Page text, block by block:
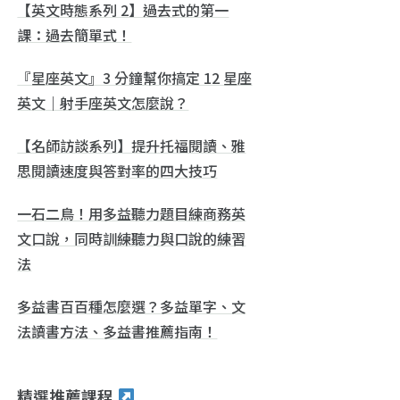
【英文時態系列 2】過去式的第一
課：過去簡單式！
『星座英文』3 分鐘幫你搞定 12 星座
英文｜射手座英文怎麼說？
【名師訪談系列】提升托福閱讀、雅
思閱讀速度與答對率的四大技巧
一石二鳥！用多益聽力題目練商務英
文口說，同時訓練聽力與口說的練習
法
多益書百百種怎麼選？多益單字、文
法讀書方法、多益書推薦指南！
精選推薦課程